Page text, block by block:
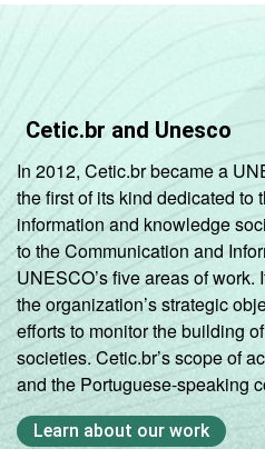
Cetic.br and Unesco
In 2012, Cetic.br became a
the first of its kind dedicated to
information and knowledge
to the Communication and
UNESCO’s five areas of
the organization’s strategic
efforts to monitor the building
societies. Cetic.br’s scope of
and the Portuguese-speaking
Learn about our work